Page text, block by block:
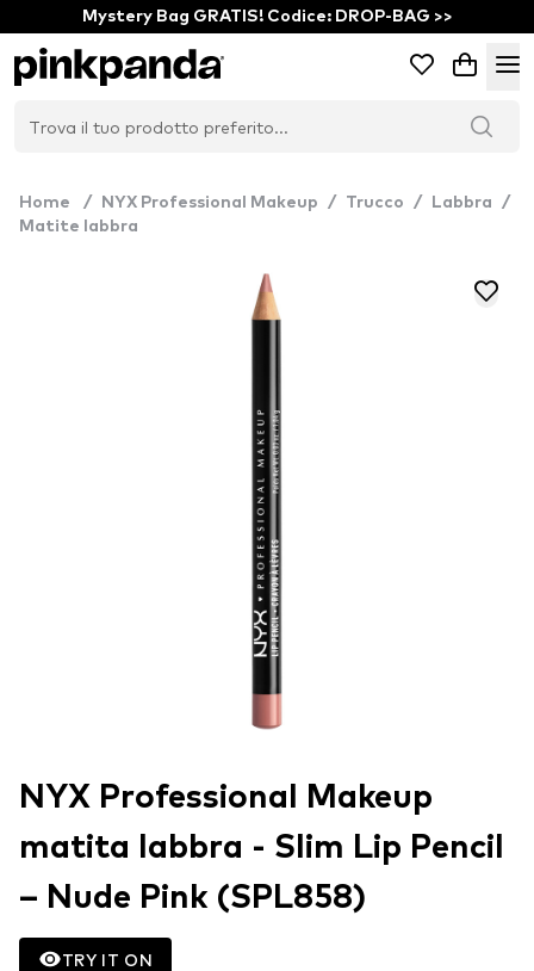
Mystery Bag GRATIS! Codice: DROP-BAG >>
Home / NYX Professional Makeup / Trucco / Labbra
/
Matite labbra
NYX Professional Makeup
matita labbra - Slim Lip Pencil
– Nude Pink (SPL858)
TRY IT ON